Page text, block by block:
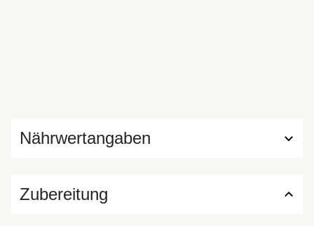
Nährwertangaben
Zubereitung